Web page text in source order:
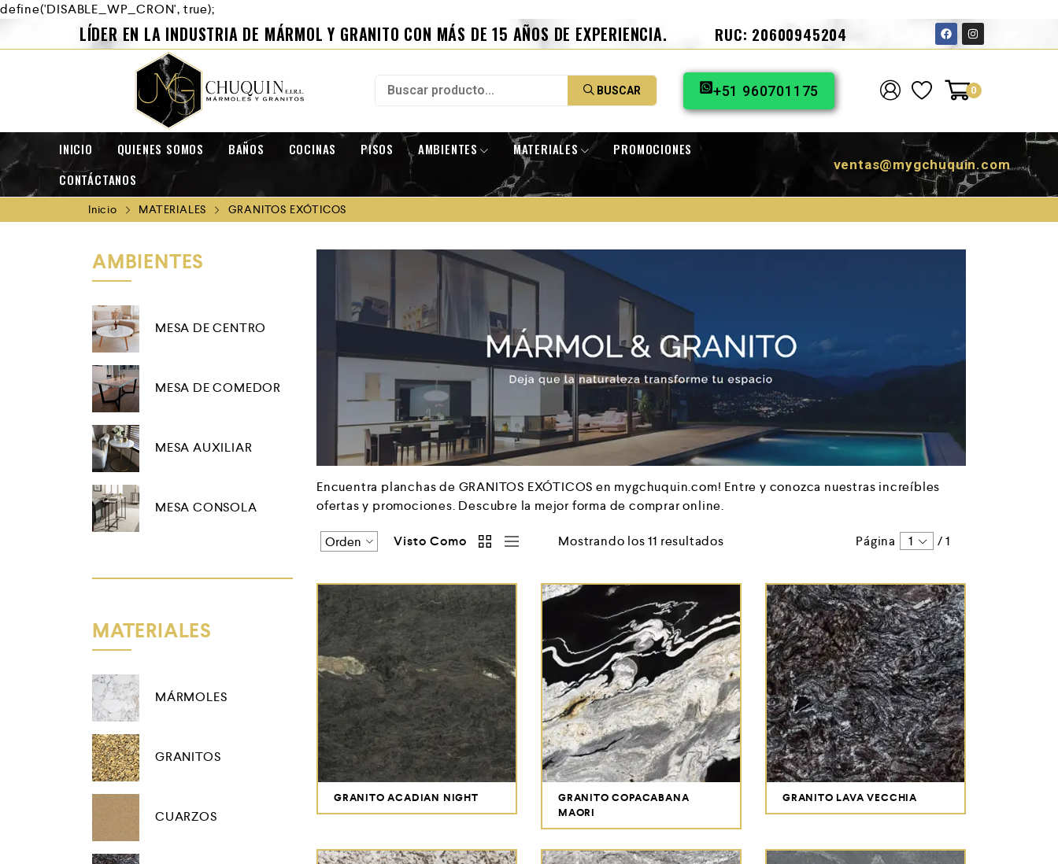
define('DISABLE_WP_CRON', true);
LÍDER EN LA INDUSTRIA DE MÁRMOL Y GRANITO CON MÁS DE 15 AÑOS DE EXPERIENCIA. RUC: 20600945204
BUSCAR +51 960701175 0
INICIO QUIENES SOMOS BAÑOS COCINAS PISOS AMBIENTES MATERIALES
PROMOCIONES
CONTÁCTANOS
ventas@mygchuquin.com
Inicio MATERIALES GRANITOS EXÓTICOS
AMBIENTES
MESA DE CENTRO
MESA DE COMEDOR
MESA AUXILIAR
MESA CONSOLA
MATERIALES
MÁRMOLES
GRANITOS
CUARZOS
Encuentra planchas de GRANITOS EXÓTICOS en mygchuquin.com! Entre y conozca nuestras increíbles
ofertas y promociones. Descubre la mejor forma de comprar online.
Visto Como Mostrando los 11 resultados Página 1 /1
GRANITO ACADIAN NIGHT
GRANITO COPACABANA
MAORI
GRANITO LAVA VECCHIA